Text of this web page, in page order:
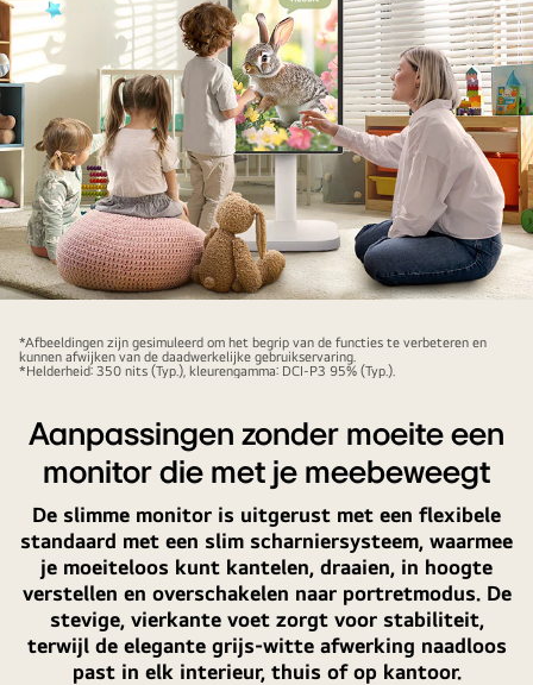
deze
foto
kinderen
zien
spelen
*Afbeeldingen zijn gesimuleerd om het begrip van de functies te verbeteren en
kunnen afwijken van de daadwerkelijke gebruikservaring.
*Helderheid: 350 nits (Typ.), kleurengamma: DCI-P3 95% (Typ.).
Aanpassingen zonder moeite een
monitor die met je meebeweegt
De slimme monitor is uitgerust met een flexibele
standaard met een slim scharniersysteem, waarmee
je moeiteloos kunt kantelen, draaien, in hoogte
verstellen en overschakelen naar portretmodus. De
stevige, vierkante voet zorgt voor stabiliteit,
terwijl de elegante grijs-witte afwerking naadloos
past in elk interieur, thuis of op kantoor.